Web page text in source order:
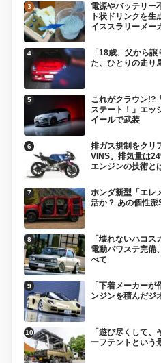
電源やバッテリー
ト状ドリンクを
イススラリーメー
「18歳、父から
た、ひとりの走り
これがクラウン!?
ステート！」エッ
イールで武装
排ガス規制をクリ
VINS。排気量は
エンジンの技術と
ホンダ新型「エレ
活か？ あの個性
「壊れないハコ
電動パワステ完備
べて
「下着メーカー
ンジンを積んだジ
「遊び尽くして
ーフテントという